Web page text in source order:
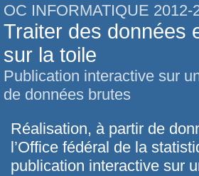
OC INFORMATIQUE 2012-
Traiter des données
sur la toile
Publication interactive sur
de données brutes
Réalisation, à partir de
l’Office fédéral de la
publication interactive sur